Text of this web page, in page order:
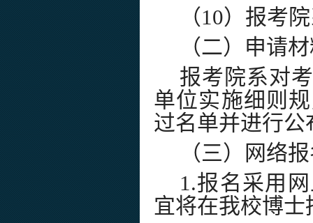
（10）报考
（二）申请
报考 院系对
单位实施细则
过名单并进行公
（三）网络
1.报名采用
宜将在我校博